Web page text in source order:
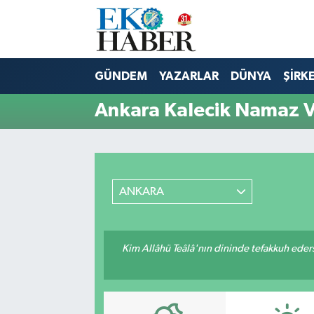
GÜNDEM YAZARLAR DÜNYA
Ankara Kalecik Namaz
ANKARA
Kim Allâhü Teâlâ'nın dininde tefakkuh
Hava Durumu
Son Dakika Haberleri
Haber Arşivi